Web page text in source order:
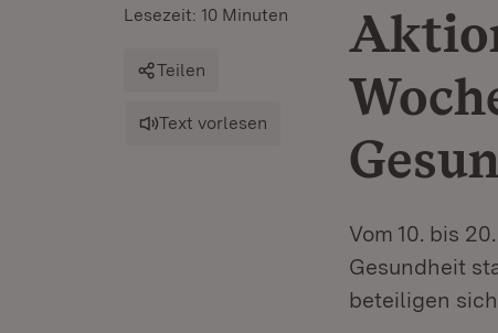
Vom 10. bis
Gesundheit
beteiligen
Lesezeit: 10 Minuten
Teilen
Text vorlesen